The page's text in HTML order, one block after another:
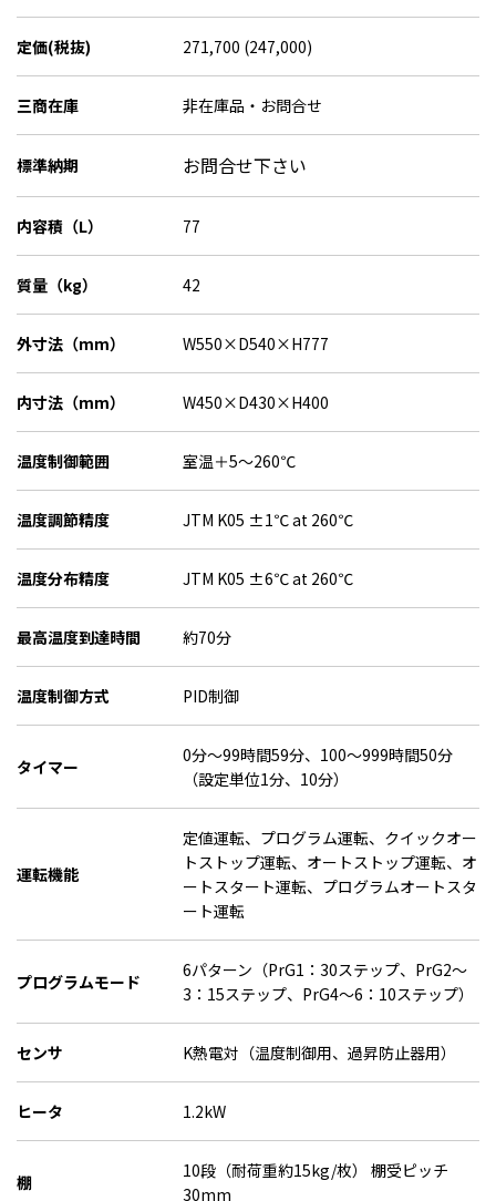
定価(税抜) 271,700 (247,000)
三商在庫 非在庫品・お問合せ
標準納期 お問合せ下さい
内容積（L） 77
質量（kg） 42
外寸法（mm） W550×D540×H777
内寸法（mm） W450×D430×H400
温度制御範囲 室温＋5～260℃
温度調節精度 JTM K05 ±1℃ at 260℃
温度分布精度 JTM K05 ±6℃ at 260℃
最高温度到達時間 約70分
温度制御方式 PID制御
タイマー
0分～99時間59分、100～999時間50分
（設定単位1分、10分）
運転機能
定値運転、プログラム運転、クイックオー
トストップ運転、オートストップ運転、オ
ートスタート運転、プログラムオートスタ
ート運転
プログラムモード
6パターン（PrG1：30ステップ、PrG2～
3：15ステップ、PrG4～6：10ステップ）
センサ K熱電対（温度制御用、過昇防止器用）
ヒータ 1.2kW
棚
10段（耐荷重約15kg/枚） 棚受ピッチ
30mm